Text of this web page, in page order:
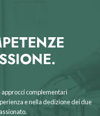
approcci complementari
e nella dedizione dei due